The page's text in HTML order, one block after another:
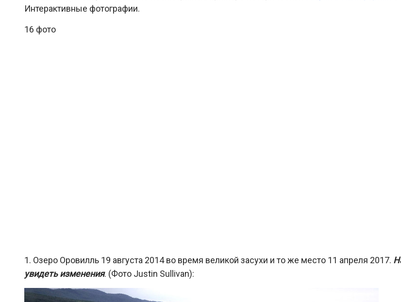
Интерактивные фотографии.
16 фото
1. Озеро Оровилль 19 августа 2014 во время великой засухи и то же место 11 апреля 2017.
увидеть изменения. (Фото Justin Sullivan):